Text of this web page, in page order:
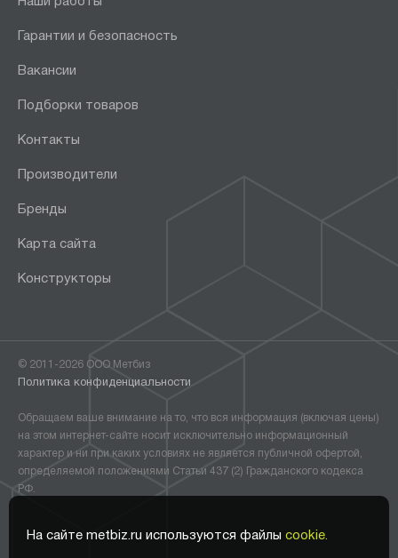
На сайте metbiz.ru используются файлы cookie.
Гарантии и безопасность
Вакансии
Подборки товаров
Контакты
Производители
Бренды
Карта сайта
Конструкторы
© 2011-2026 ООО Метбиз
Политика конфиденциальности
Обращаем ваше внимание на то, что вся информация (включая цены)
на этом интернет-сайте носит исключительно информационный
характер и ни при каких условиях не является публичной офертой,
определяемой положениями Статьи 437 (2) Гражданского кодекса
РФ.